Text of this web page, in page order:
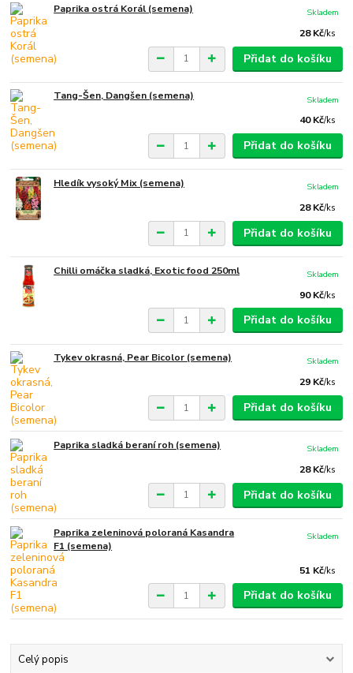
Paprika ostrá Korál (semena)
28 Kč/ks
Skladem
Přidat do košíku
Tang-Šen, Dangšen (semena)
40 Kč/ks
Skladem
Přidat do košíku
Hledík vysoký Mix (semena)
28 Kč/ks
Skladem
Přidat do košíku
Chilli omáčka sladká, Exotic food 250ml
90 Kč/ks
Skladem
Přidat do košíku
Tykev okrasná, Pear Bicolor (semena)
29 Kč/ks
Skladem
Přidat do košíku
Paprika sladká beraní roh (semena)
28 Kč/ks
Skladem
Přidat do košíku
Paprika zeleninová poloraná Kasandra
F1 (semena)
51 Kč/ks
Skladem
Přidat do košíku
Celý popis